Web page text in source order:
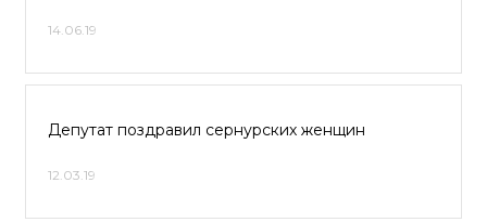
14.06.19
Депутат поздравил сернурских женщин
12.03.19